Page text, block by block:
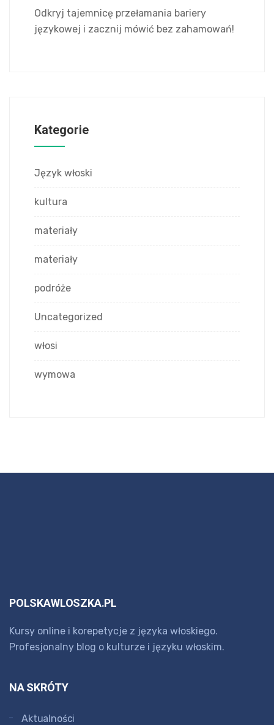
Odkryj tajemnicę przełamania bariery
językowej i zacznij mówić bez zahamowań!
Kategorie
Język włoski
kultura
materiały
materiały
podróże
Uncategorized
włosi
wymowa
POLSKAWLOSZKA.PL
Kursy online i korepetycje z języka włoskiego.
Profesjonalny blog o kulturze i języku włoskim.
NA SKRÓTY
Aktualności